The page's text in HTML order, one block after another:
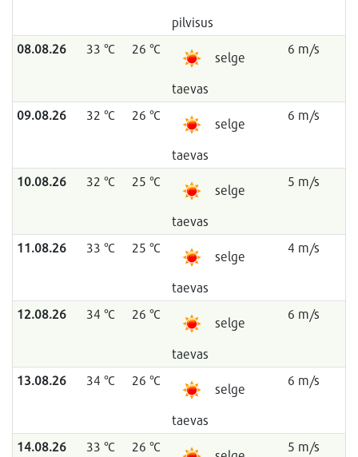
pilvisus
08.08.26 33 °C 26 °C
selge
taevas
6 m/s
09.08.26 32 °C 26 °C
selge
taevas
6 m/s
10.08.26 32 °C 25 °C
selge
taevas
5 m/s
11.08.26 33 °C 25 °C
selge
taevas
4 m/s
12.08.26 34 °C 26 °C
selge
taevas
6 m/s
13.08.26 34 °C 26 °C
selge
taevas
6 m/s
14.08.26 33 °C 26 °C 5 m/s